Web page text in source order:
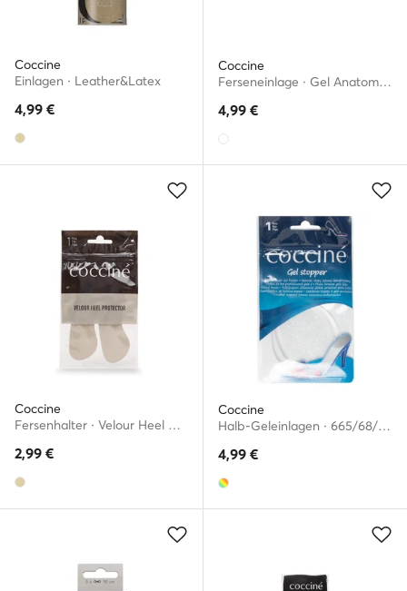
Coccine
Einlagen · Leather&Latex
4,99 €
Coccine
Ferseneinlage · Gel Anatomic- Heel Pad Gel 665/16/93A-F
4,99 €
Coccine
Fersenhalter · Velour Heel Protector 665/90/05AZ
2,99 €
Coccine
Halb-Geleinlagen · 665/68/2ABCF
4,99 €